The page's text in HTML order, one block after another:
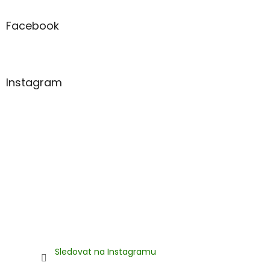
aFacebook
Instagram
Sledovat na Instagramu